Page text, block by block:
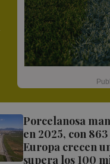
Porcelanosa
en 2025, con
Europa crecen
supera los 100